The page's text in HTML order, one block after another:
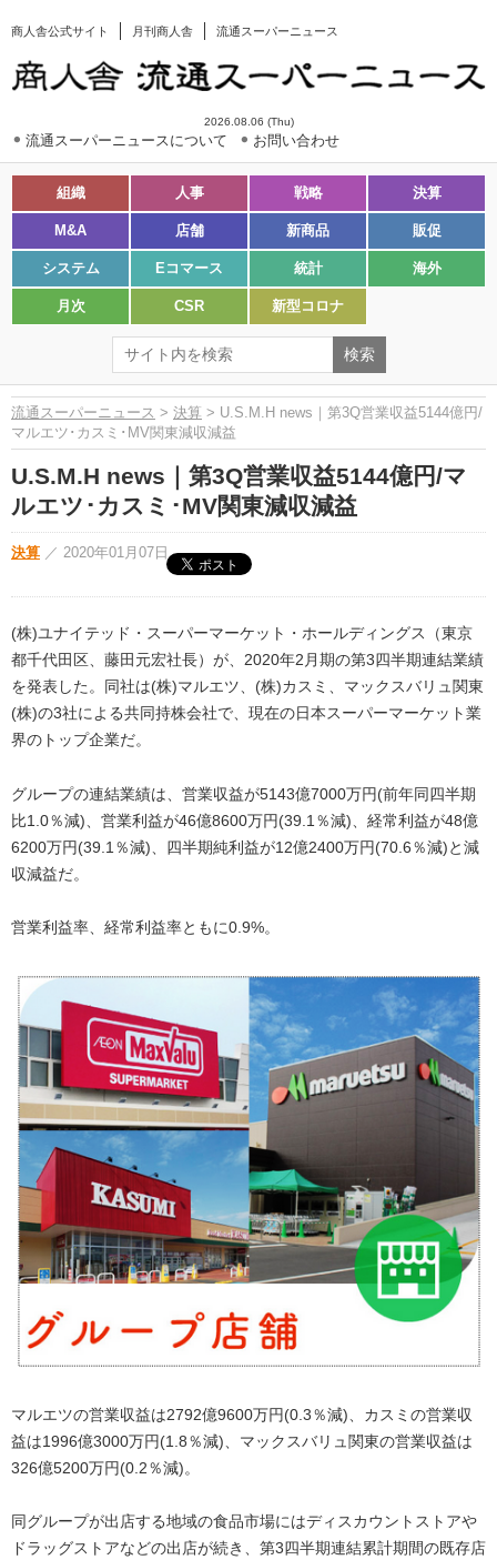
商人舎公式サイト 月刊商人舎 流通スーパーニュース
2026.08.06 (Thu)
流通スーパーニュースについて お問い合わせ
組織 人事 戦略 決算
M&A 店舗 新商品 販促
システム Eコマース 統計 海外
月次 CSR 新型コロナ
流通スーパーニュース > 決算 > U.S.M.H news｜第3Q営業収益5144億円/
マルエツ･カスミ･MV関東減収減益
U.S.M.H news｜第3Q営業収益5144億円/マ
ルエツ･カスミ･MV関東減収減益
決算 ／ 2020年01月07日
(株)ユナイテッド・スーパーマーケット・ホールディングス（東京
都千代田区、藤田元宏社長）が、2020年2月期の第3四半期連結業績
を発表した。同社は(株)マルエツ、(株)カスミ、マックスバリュ関東
(株)の3社による共同持株会社で、現在の日本スーパーマーケット業
界のトップ企業だ。
グループの連結業績は、営業収益が5143億7000万円(前年同四半期
比1.0％減)、営業利益が46億8600万円(39.1％減)、経常利益が48億
6200万円(39.1％減)、四半期純利益が12億2400万円(70.6％減)と減
収減益だ。
営業利益率、経常利益率ともに0.9%。
マルエツの営業収益は2792億9600万円(0.3％減)、カスミの営業収
益は1996億3000万円(1.8％減)、マックスバリュ関東の営業収益は
326億5200万円(0.2％減)。
同グループが出店する地域の食品市場にはディスカウントストアや
ドラッグストアなどの出店が続き、第3四半期連結累計期間の既存店